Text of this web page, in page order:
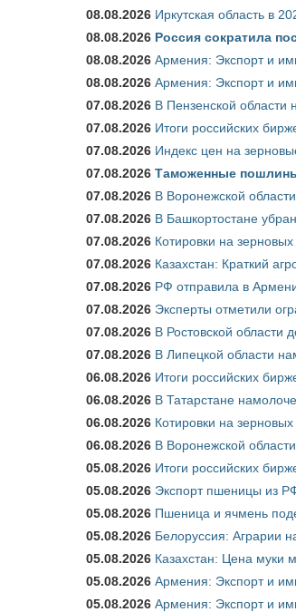
08.08.2026 Иркутская область в
08.08.2026 Россия сократила
08.08.2026 Армения: Экспорт и
08.08.2026 Армения: Экспорт и
07.08.2026 В Пензенской области
07.08.2026 Итоги российских
07.08.2026 Индекс цен на
07.08.2026 Таможенные пошлины
07.08.2026 В Воронежской
07.08.2026 В Башкортостане
07.08.2026 Котировки на
07.08.2026 Казахстан: Краткий
07.08.2026 РФ отправила в
07.08.2026 Эксперты отметили
07.08.2026 В Ростовской
07.08.2026 В Липецкой области
06.08.2026 Итоги российских
06.08.2026 В Татарстане
06.08.2026 Котировки на
06.08.2026 В Воронежской
05.08.2026 Итоги российских
05.08.2026 Экспорт пшеницы из
05.08.2026 Пшеница и ячмень
05.08.2026 Белоруссия: Аграрии
05.08.2026 Казахстан: Цена муки
05.08.2026 Армения: Экспорт и
05.08.2026 Армения: Экспорт и